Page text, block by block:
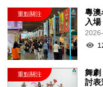
粵澳
入場
舞劇
討表